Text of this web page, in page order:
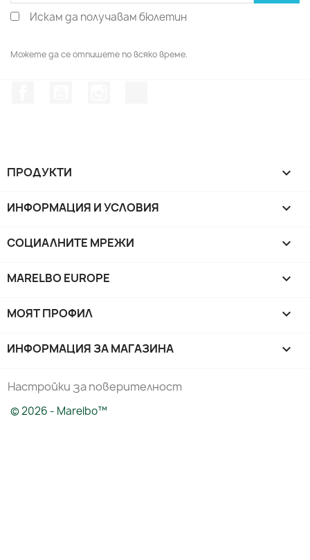
Искам да получавам бюлетин
Можете да се отпишете по всяко време.
ПРОДУКТИ 
ИНФОРМАЦИЯ И УСЛОВИЯ 
СОЦИАЛНИТЕ МРЕЖИ 
MARELBO EUROPE 
МОЯТ ПРОФИЛ 
ИНФОРМАЦИЯ ЗА МАГАЗИНА keyboard_arrow_down
Настройки за поверителност
© 2026 - Marelbo™